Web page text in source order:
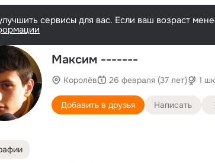
сервисы для вас. Если ваш возраст
Максим -------
Королёв 26 февраля (37 лет) 1
Добавить в друзья Написать